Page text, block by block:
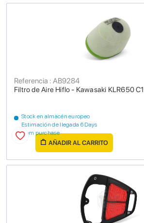
Filtro de Aire Hiflo - Kawasaki KLR650
Referencia : AB9284
Stock en almacén europeo
Estimación de llegada 6 Days
from purchase
AÑADIR AL CARRITO